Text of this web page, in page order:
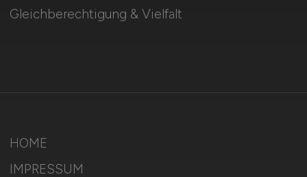
Gleichberechtigung & Vielfalt
HOME
IMPRESSUM